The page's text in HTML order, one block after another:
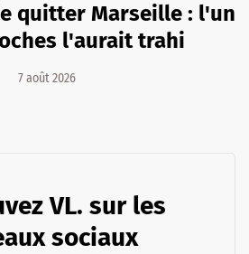
quitter Marseille : l'un
l'aurait trahi
7 août 2026
VL. sur les
sociaux